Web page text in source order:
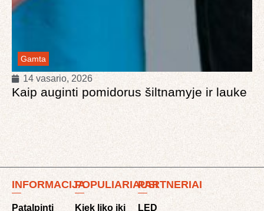
Gamta
14 vasario, 2026
Kaip auginti pomidorus šiltnamyje ir lauke
INFORMACIJA
Patalpinti
POPULIARIAUSI
Kiek liko iki
PARTNERIAI
LED